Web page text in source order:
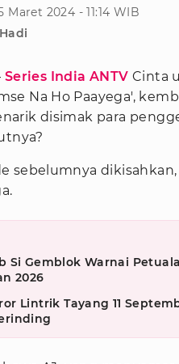
Maret 2024 - 11:14 WIB
Series India ANTV Cinta
Na Ho Paayega',
disimak para
sebelumnya
Si Gemblok Warnai
2026
Lintrik Tayang 11